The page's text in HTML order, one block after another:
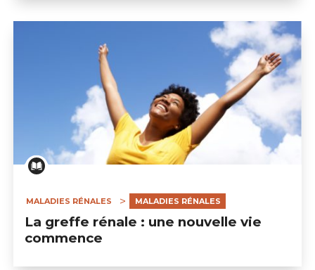
MALADIES RÉNALES MALADIES RÉNALES
La greffe rénale : une nouvelle vie
commence